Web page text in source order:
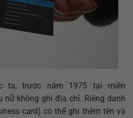
ta, trước năm 1975 tại miền
nữ không ghi địa chỉ. Riêng danh
card) có thể ghi thêm tên và